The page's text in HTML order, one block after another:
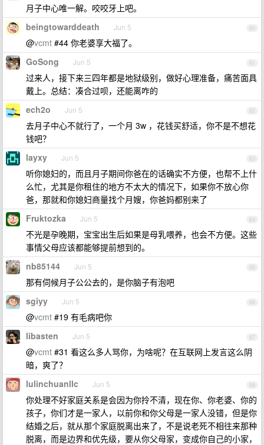
月子中心唯一解。咬咬牙上吧。
60
beingtowarddeath Jun 5
@vcmt #44 你老婆享大福了。
61
GoSong Jun 5
过来人，接下来三四年都是地狱级别，做好心理准备，痛苦面具
戴上。总结：凑合过呗，还能离咋的
62
ech2o Jun 5
去月子中心不就行了，一个月 3w ，花钱买舒适，你不是不想花
钱吧？
63
layxy Jun 5
听你媳妇的，而且月子期间你爸在的话确实不方便，也帮不上什
么忙，尤其是你租住的地方不太大的情况下，如果你不放心你
爸，那就和你媳妇商量找个月嫂，你爸妈都别来了
64
Fruktozka Jun 5
不光是孕晚期，宝宝出生后如果是母乳喂养，也会不方便。这些
事情父母应该都能够提前想到的。
65
nb85144 Jun 5
那有伺候月子公公去的，是你脑子有泡吧
66
sgiyy Jun 5
@vcmt #19 有毛病吧你
67
libasten Jun 5
@vcmt #31 看这么多人骂你，为啥呢？在互联网上发言这么阴
暗，爽了？
68
lulinchuanllc Jun 5
你处理不好家庭关系是会因为你拎不清，现在你、你老婆、你的
孩子，你们才是一家人，以前你和你父母是一家人没错，但是你
结婚之后，就从那个家庭脱离出来了，不是说老死不相往来那种
脱离，而是边界和优先级，要从你父母家，变成你自己的小家，